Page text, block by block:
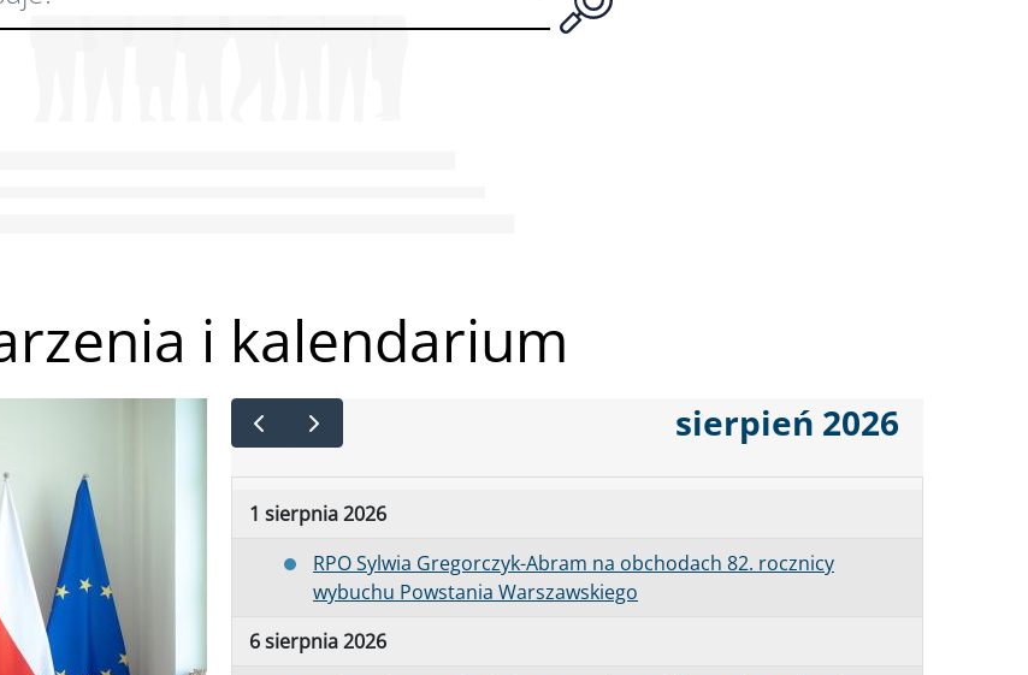
i kalendarium
sierpień 2026
1 sierpnia 2026
RPO Sylwia Gregorczyk-Abram na obchodach 82. rocznicy
wybuchu Powstania Warszawskiego
6 sierpnia 2026